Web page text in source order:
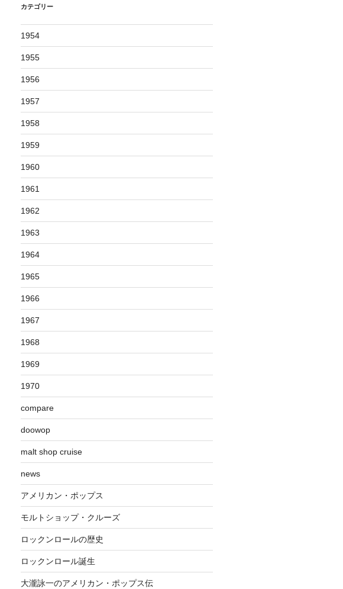
カテゴリー
1954
1955
1956
1957
1958
1959
1960
1961
1962
1963
1964
1965
1966
1967
1968
1969
1970
compare
doowop
malt shop cruise
news
アメリカン・ポップス
モルトショップ・クルーズ
ロックンロールの歴史
ロックンロール誕生
大瀧詠一のアメリカン・ポップス伝